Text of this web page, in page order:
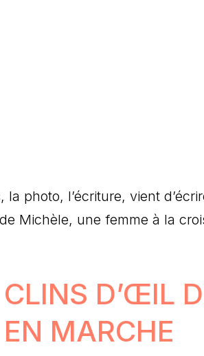
photo, l’écriture, vient
Michèle, une femme à la
CLINS D’ŒIL
EN MARCHE